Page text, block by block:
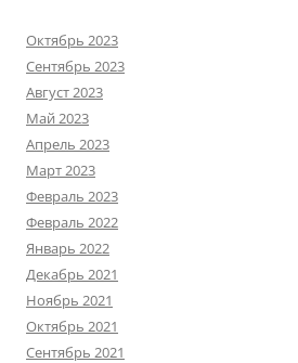
Октябрь 2023
Сентябрь 2023
Август 2023
Май 2023
Апрель 2023
Март 2023
Февраль 2023
Февраль 2022
Январь 2022
Декабрь 2021
Ноябрь 2021
Октябрь 2021
Сентябрь 2021